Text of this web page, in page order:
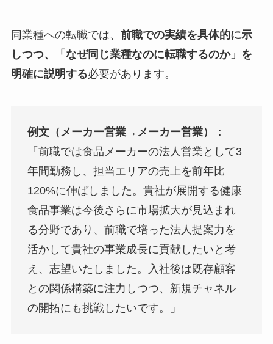
同業種への転職では、 前職での実績を具体的に示
しつつ、「なぜ同じ業種なのに転職するのか」を
明確に説明する必要があります。
例文（メーカー営業→メーカー営業）：
「前職では食品メーカーの法人営業として3
年間勤務し、担当エリアの売上を前年比
120%に伸ばしました。貴社が展開する健康
食品事業は今後さらに市場拡大が見込まれ
る分野であり、前職で培った法人提案力を
活かして貴社の事業成長に貢献したいと考
え、志望いたしました。入社後は既存顧客
との関係構築に注力しつつ、新規チャネル
の開拓にも挑戦したいです。」